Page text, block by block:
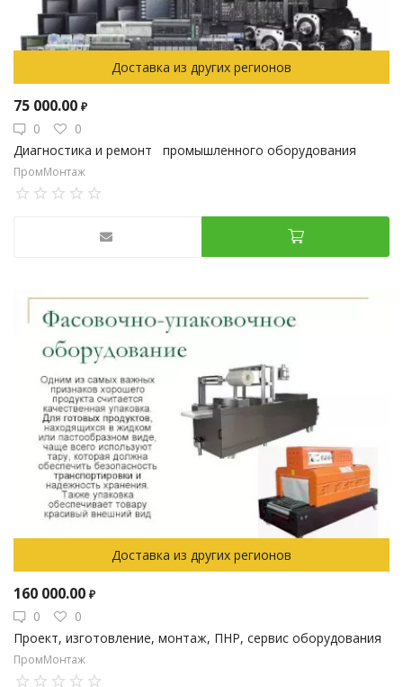
Доставка из других регионов
75 000.00 ₽
0
0
Диагностика и ремонт промышленного оборудования
ПромМонтаж
Доставка из других регионов
160 000.00 ₽
0
0
Проект, изготовление, монтаж, ПНР, сервис оборудования
ПромМонтаж